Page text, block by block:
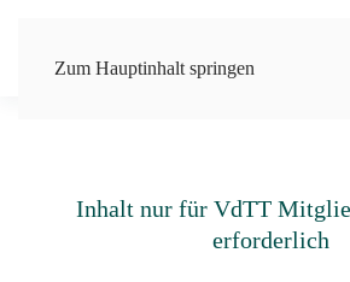
Zum Hauptinhalt springen
Inhalt nur für VdTT
erforderlich